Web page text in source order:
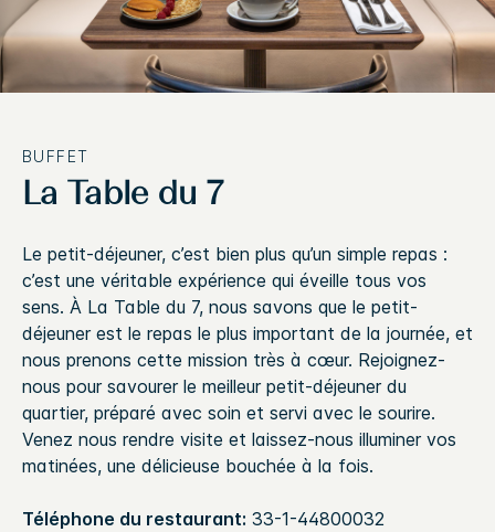
BUFFET
La Table du 7
Le petit-déjeuner, c’est bien plus qu’un simple repas :
c’est une véritable expérience qui éveille tous vos
sens. À La Table du 7, nous savons que le petit-
déjeuner est le repas le plus important de la journée, et
nous prenons cette mission très à cœur. Rejoignez-
nous pour savourer le meilleur petit-déjeuner du
quartier, préparé avec soin et servi avec le sourire.
Venez nous rendre visite et laissez-nous illuminer vos
matinées, une délicieuse bouchée à la fois.
Téléphone du restaurant: 33-1-44800032